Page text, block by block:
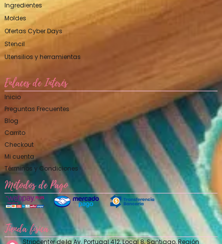
Ingredientes
Moldes
Ofertas Cyber Days
Stencil
Utensilios y herramientas
Enlaces de Interés
Inicio
Preguntas Frecuentes
Blog
Carrito
Checkout
Mi cuenta
Términos y Condiciones
Métodos de Pago
Tienda física
Stripcenter de la Av. Portugal 412, Local 8, Santiago, Región